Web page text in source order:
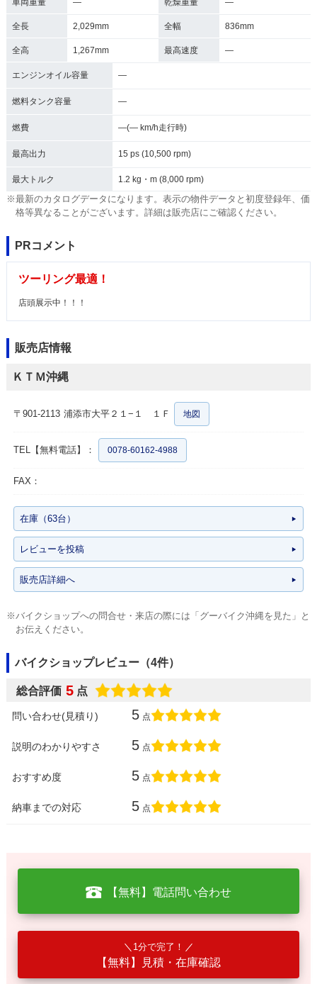
車両重量 ― 乾燥重量 ―
全長 2,029mm 全幅 836mm
全高 1,267mm 最高速度 ―
エンジンオイル容量 ―
燃料タンク容量 ―
燃費 ―(― km/h走行時)
最高出力 15 ps (10,500 rpm)
最大トルク 1.2 kg・m (8,000 rpm)
※最新のカタログデータになります。表示の物件データと初度登録年、価
格等異なることがございます。詳細は販売店にご確認ください。
PRコメント
ツーリング最適！
店頭展示中！！！
販売店情報
ＫＴＭ沖縄
〒901-2113 浦添市大平２１−１ １Ｆ 地図
TEL【無料電話】： 0078-60162-4988
FAX：
在庫（63台）
レビューを投稿
販売店詳細へ
※バイクショップへの問合せ・来店の際には「グーバイク沖縄を見た」と
お伝えください。
バイクショップレビュー（4件）
総合評価 5 点
問い合わせ(見積り) 5 点
説明のわかりやすさ 5 点
おすすめ度 5 点
納車までの対応 5 点
【無料】電話問い合わせ
1分で完了！
【無料】見積・在庫確認